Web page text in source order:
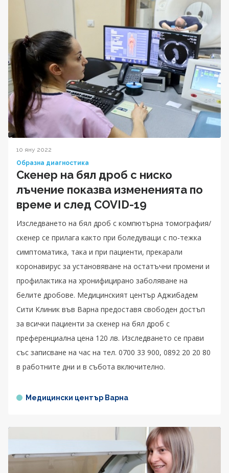
10 яну 2022
Образна диагностика
Скенер на бял дроб с ниско
лъчение показва измененията по
време и след COVID-19
Изследването на бял дроб с компютърна томография/
скенер се прилага както при боледуващи с по-тежка
симптоматика, така и при пациенти, прекарали
коронавирус за установяване на остатъчни промени и
профилактика на хронифицирано заболяване на
белите дробове. Медицинският център Аджибадем
Сити Клиник във Варна предоставя свободен достъп
за всички пациенти за скенер на бял дроб с
преференциална цена 120 лв. Изследването се прави
със записване на час на тел. 0700 33 900, 0892 20 20 80
в работните дни и в събота включително.
Медицински център Варна